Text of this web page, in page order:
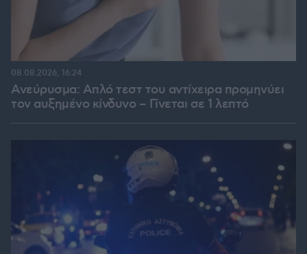
Ανεύρυσμα: Απλό τεστ του αντίχειρα προμηνύει
τον αυξημένο κίνδυνο – Γίνεται σε 1 λεπτό
08.08.2026, 16:24